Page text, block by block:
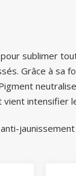
sublimer
Grâce à sa
intensifier
anti-